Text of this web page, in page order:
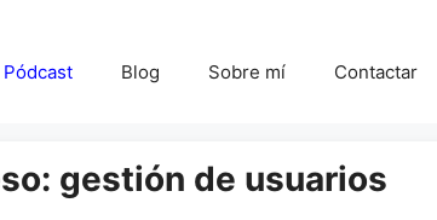
Pódcast Blog Sobre mí Contactar
gestión de usuarios